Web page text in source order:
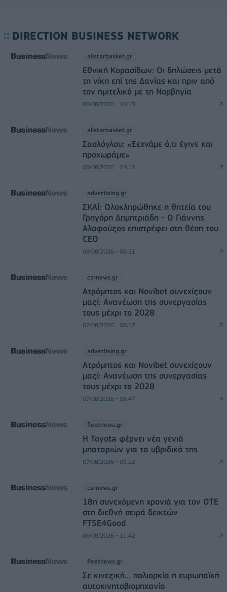
DIRECTION BUSINESS NETWORK
allstarbasket.gr
Εθνική Κορασίδων: Οι δηλώσεις μετά
τη νίκη επί της Δανίας και πριν από
τον ημιτελικό με τη Νορβηγία
08/08/2026 - 19:19
allstarbasket.gr
Σασλόγλου: «Ξεχνάμε ό,τι έγινε και
προχωράμε»
08/08/2026 - 19:11
advertising.gr
ΣΚΑΪ: Ολοκληρώθηκε η θητεία του
Γρηγόρη Δημητριάδη - Ο Γιάννης
Αλαφούζος επιστρέφει στη θέση του
CEO
08/08/2026 - 06:51
csrnews.gr
Ατρόμητος και Novibet συνεχίζουν
μαζί: Ανανέωση της συνεργασίας
τους μέχρι το 2028
07/08/2026 - 08:52
advertising.gr
Ατρόμητος και Novibet συνεχίζουν
μαζί: Ανανέωση της συνεργασίας
τους μέχρι το 2028
07/08/2026 - 08:47
fleetnews.gr
Η Toyota φέρνει νέα γενιά
μπαταριών για τα υβριδικά της
07/08/2026 - 05:22
csrnews.gr
18η συνεχόμενη χρονιά για τον ΟΤΕ
στη διεθνή σειρά δεικτών
FTSE4Good
06/08/2026 - 11:42
fleetnews.gr
Σε κινεζική… πολιορκία η ευρωπαϊκή
αυτοκινητοβιομηχανία